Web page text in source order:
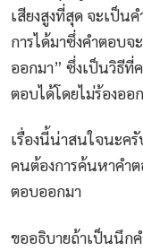
เสียงสูงที่สุด จะเป็น
การได้มาซึ่งคำตอบจ
ออกมา” ซึ่งเป็นวิธี
ตอบได้โดยไม่ร้องออ
เรื่องนี้น่าสนใจนะค
คนต้องการค้นหาคำ
ตอบออกมา
ขออธิบายถ้าเป็นนึก